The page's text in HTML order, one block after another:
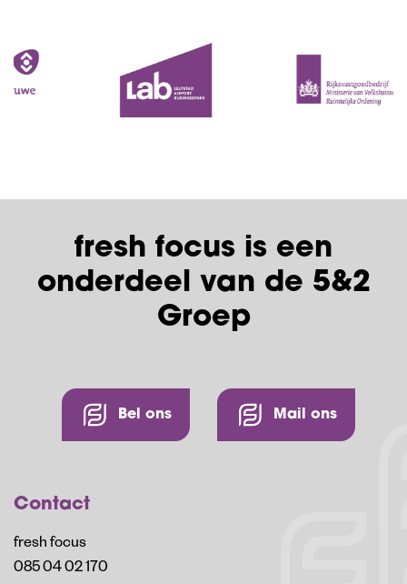
fresh focus is een
onderdeel van de 5&2
Groep
Bel ons Mail ons
Contact
fresh focus
085 04 02 170